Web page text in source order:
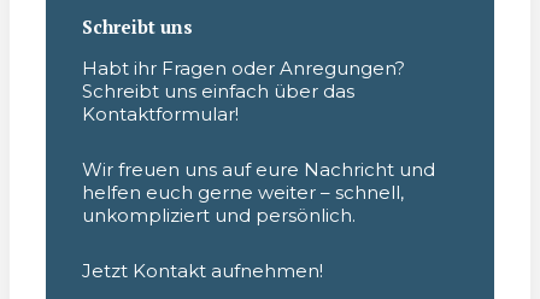
Schreibt uns
Habt ihr Fragen oder Anregungen?
Schreibt uns einfach über das
Kontaktformular!
Wir freuen uns auf eure Nachricht und
helfen euch gerne weiter – schnell,
unkompliziert und persönlich.
Jetzt Kontakt aufnehmen!